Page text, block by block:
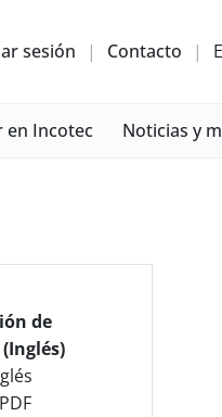
sesión Contacto
en Incotec Noticias y
de